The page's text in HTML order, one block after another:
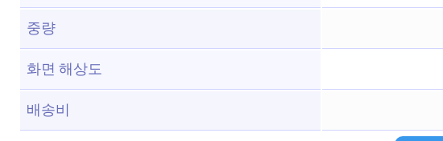
중량
화면 해상도
배송비